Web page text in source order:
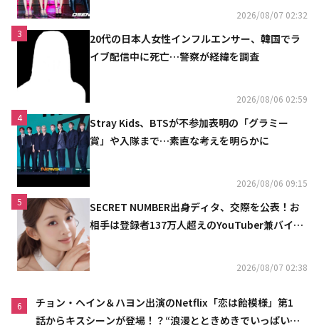
2026/08/07 02:32
3
20代の日本人女性インフルエンサー、韓国でラ
イブ配信中に死亡…警察が経緯を調査
2026/08/06 02:59
4
Stray Kids、BTSが不参加表明の「グラミー
賞」や入隊まで…素直な考えを明らかに
2026/08/06 09:15
5
SECRET NUMBER出身ディタ、交際を公表！お
相手は登録者137万人超えのYouTuber兼バイオ
2026/08/07 02:38
6
チョン・ヘイン＆ハヨン出演のNetflix「恋は飴模様」第1
話からキスシーンが登場！？“浪漫とときめきでいっぱいの